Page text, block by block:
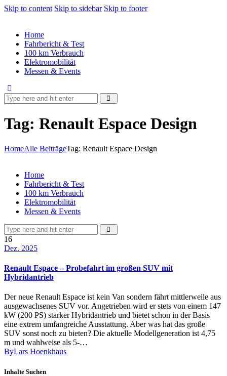
Skip to content Skip to sidebar Skip to footer
Home
Fahrbericht & Test
100 km Verbrauch
Elektromobilität
Messen & Events
Tag: Renault Espace Design
HomeAlle BeiträgeTag: Renault Espace Design
Home
Fahrbericht & Test
100 km Verbrauch
Elektromobilität
Messen & Events
16
Dez. 2025
Renault Espace – Probefahrt im großen SUV mit
Hybridantrieb
Der neue Renault Espace ist kein Van sondern fährt mittlerweile aus
ausgewachsenes SUV vor. Angetrieben wird er stets von einem 147
kW (200 PS) starker Hybridantrieb und bietet schon in der Basis
eine extrem umfangreiche Ausstattung. Aber was hat das große
SUV sonst noch zu bieten? Die aktuelle Modellgeneration ist 4,75
m und wahlweise als 5-…
ByLars Hoenkhaus
Inhalte Suchen